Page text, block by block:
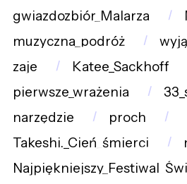
gwiazdozbiór_Malarza
muzyczna_podróż
zaje
Katee_Sackhoff
pierwsze_wrażenia
narzędzie
proch
Takeshi._Cień_śmierci